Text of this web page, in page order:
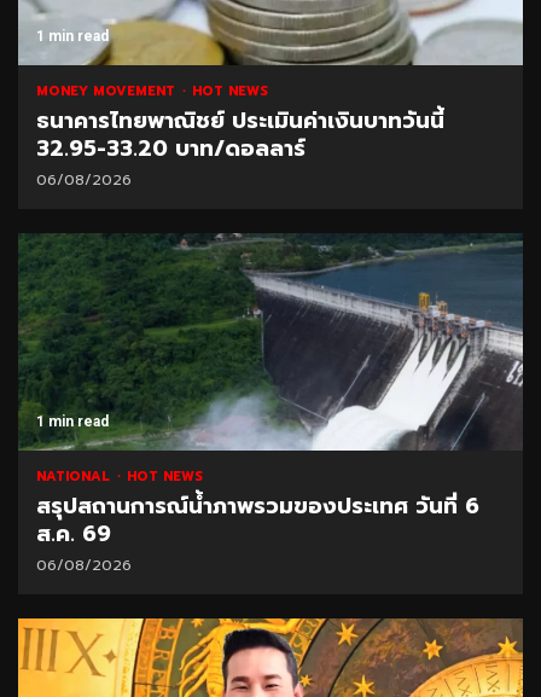
1 min read
MONEY MOVEMENT HOT NEWS
ธนาคารไทยพาณิชย์ ประเมินค่าเงินบาทวันนี้
32.95-33.20 บาท/ดอลลาร์
06/08/2026
1 min read
NATIONAL HOT NEWS
สรุปสถานการณ์น้ำภาพรวมของประเทศ วันที่ 6
ส.ค. 69
06/08/2026